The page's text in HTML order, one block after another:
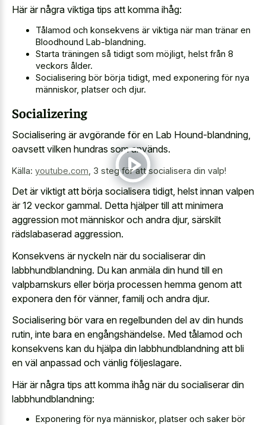
Här är några viktiga tips att komma ihåg:
Tålamod och konsekvens är viktiga när man tränar en
Bloodhound Lab-blandning.
Starta träningen så tidigt som möjligt, helst från 8
veckors ålder.
Socialisering bör börja tidigt, med exponering för nya
människor, platser och djur.
Socializering
Socialisering är avgörande för en Lab Hound-blandning,
oavsett vilken hundras som används.
Källa: youtube.com 3 steg för att socialisera din valp!
Det är viktigt att börja socialisera tidigt, helst innan valpen
är 12 veckor gammal. Detta hjälper till att minimera
aggression mot människor och andra djur, särskilt
rädslabaserad aggression.
Konsekvens är nyckeln när du socialiserar din
labbhundblandning. Du kan anmäla din hund till en
valpbarnskurs eller börja processen hemma genom att
exponera den för vänner, familj och andra djur.
Socialisering bör vara en regelbunden del av din hunds
rutin, inte bara en engångshändelse. Med tålamod och
konsekvens kan du hjälpa din labbhundblandning att bli
en väl anpassad och vänlig följeslagare.
Här är några tips att komma ihåg när du socialiserar din
labbhundblandning:
Exponering för nya människor, platser och saker bör